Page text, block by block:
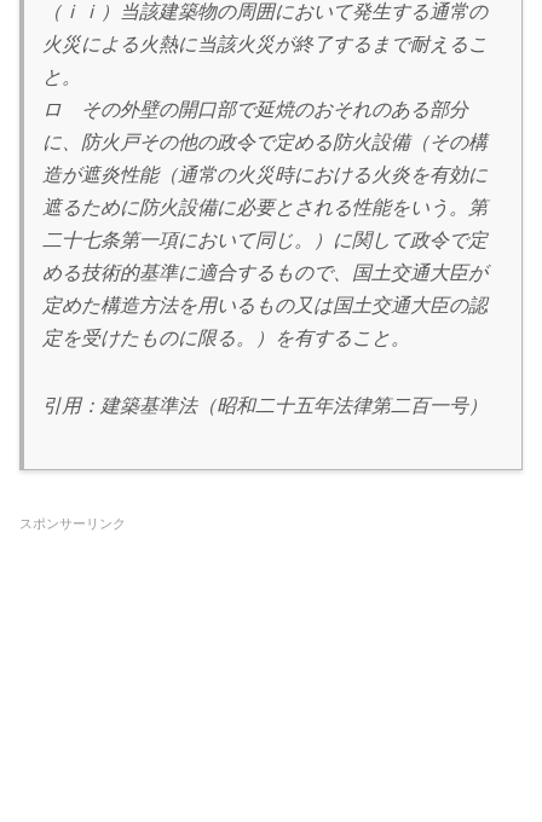
（ｉｉ）当該建築物の周囲において発生する通常の
火災による火熱に当該火災が終了するまで耐えるこ
と。
ロ その外壁の開口部で延焼のおそれのある部分
に、防火戸その他の政令で定める防火設備（その構
造が遮炎性能（通常の火災時における火炎を有効に
遮るために防火設備に必要とされる性能をいう。第
二十七条第一項において同じ。）に関して政令で定
める技術的基準に適合するもので、国土交通大臣が
定めた構造方法を用いるもの又は国土交通大臣の認
定を受けたものに限る。）を有すること。
引用：建築基準法（昭和二十五年法律第二百一号）
スポンサーリンク